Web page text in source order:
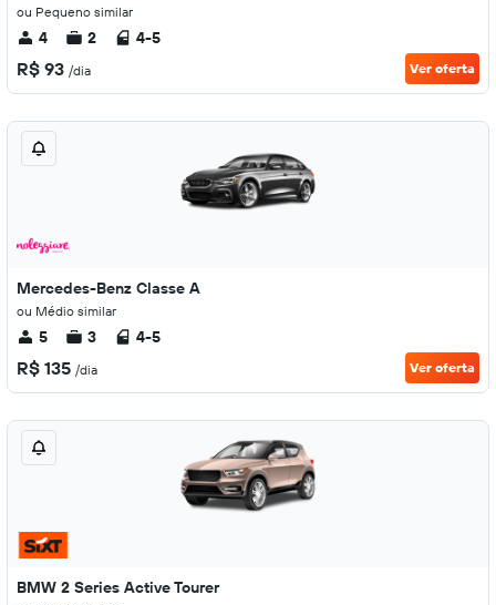
ou Pequeno similar
4 2 4-5
R$ 93 /dia Ver oferta
Mercedes-Benz Classe A
ou Médio similar
5 3 4-5
R$ 135 /dia Ver oferta
BMW 2 Series Active Tourer